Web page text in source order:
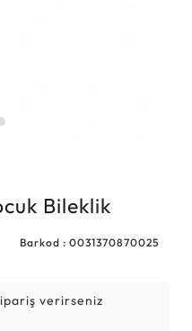
Bileklik
Barkod : 0031370870025
verirseniz